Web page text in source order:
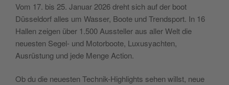
Vom 17. bis 25. Januar 2026 dreht sich auf der boot
Düsseldorf alles um Wasser, Boote und Trendsport. In 16
Hallen zeigen über 1.500 Aussteller aus aller Welt die
neuesten Segel- und Motorboote, Luxusyachten,
Ausrüstung und jede Menge Action.
Ob du die neuesten Technik-Highlights sehen willst, neue